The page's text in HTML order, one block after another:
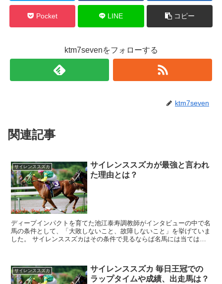
Pocket LINE コピー
ktm7sevenをフォローする
ktm7seven
関連記事
サイレンススズカ
サイレンススズカが最強と言われ
た理由とは？
ディープインパクトを育てた池江泰寿調教師がインタビューの中で名
馬の条件として、「大敗しないこと、故障しないこと」を挙げていま
した。 サイレンススズカはその条件で見るならば名馬には当てはま
サイレンススズカ
サイレンススズカ 毎日王冠での
ラップタイムや成績、出走馬は？